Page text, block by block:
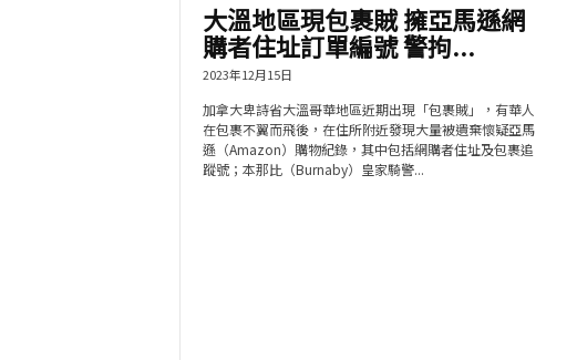
大溫地區現包裹賊 擁亞馬遜網
購者住址訂單編號 警拘...
2023年12月15日
加拿大卑詩省大溫哥華地區近期出現「包裹賊」，有華人
在包裹不翼而飛後，在住所附近發現大量被遺棄懷疑亞馬
遜（Amazon）購物紀錄，其中包括網購者住址及包裹追
蹤號；本那比（Burnaby）皇家騎警...